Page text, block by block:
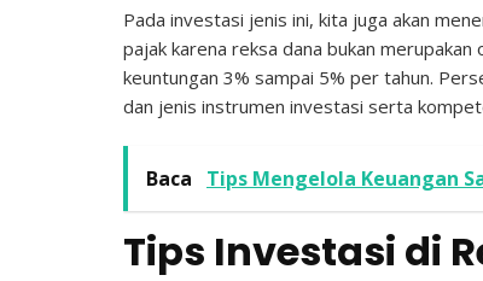
Pada investasi jenis ini, kita juga akan
pajak karena reksa dana bukan
keuntungan 3% sampai 5% per tahun.
dan jenis instrumen investasi serta
Baca Tips Mengelola Keuangan
Tips Investasi di